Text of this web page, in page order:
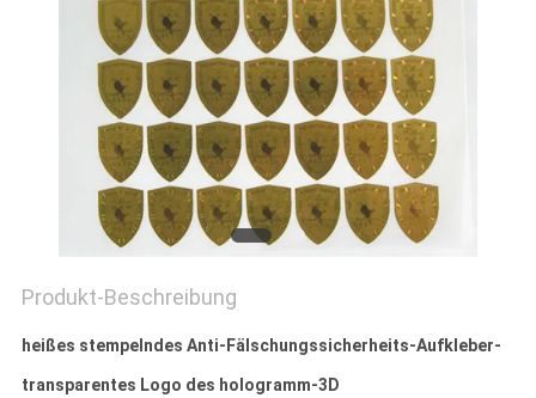
DATENSCHUTZRICHTLINIE
Produkt-Beschreibung
heißes stempelndes Anti-Fälschungssicherheits-Aufkleber-
transparentes Logo des hologramm-3D